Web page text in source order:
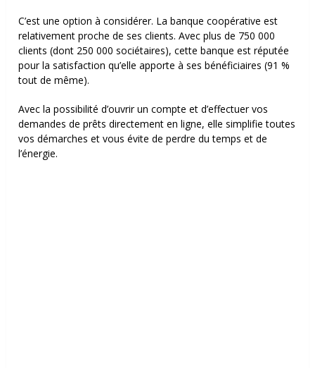
C’est une option à considérer. La banque coopérative est
relativement proche de ses clients. Avec plus de 750 000
clients (dont 250 000 sociétaires), cette banque est réputée
pour la satisfaction qu’elle apporte à ses bénéficiaires (91 %
tout de même).
Avec la possibilité d’ouvrir un compte et d’effectuer vos
demandes de prêts directement en ligne, elle simplifie toutes
vos démarches et vous évite de perdre du temps et de
l’énergie.